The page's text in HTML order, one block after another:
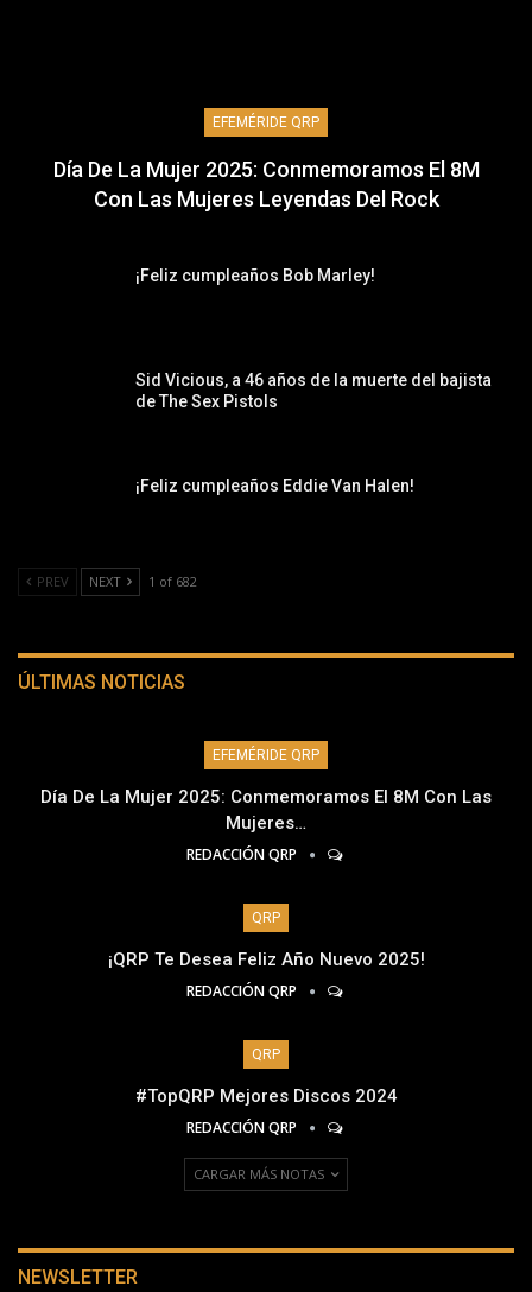
EFEMÉRIDE QRP
Día De La Mujer 2025: Conmemoramos El 8M
Con Las Mujeres Leyendas Del Rock
¡Feliz cumpleaños Bob Marley!
Sid Vicious, a 46 años de la muerte del bajista
de The Sex Pistols
¡Feliz cumpleaños Eddie Van Halen!
PREV NEXT 1 of 682
ÚLTIMAS NOTICIAS
EFEMÉRIDE QRP
Día De La Mujer 2025: Conmemoramos El 8M Con Las
Mujeres…
REDACCIÓN QRP
QRP
¡QRP Te Desea Feliz Año Nuevo 2025!
REDACCIÓN QRP
QRP
#TopQRP Mejores Discos 2024
REDACCIÓN QRP
CARGAR MÁS NOTAS
NEWSLETTER